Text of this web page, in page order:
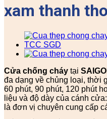
xam thanh
Cửa chống cháy tại
đa dạng về chủng loại, thời
60 phút, 90 phút, 120 phút
liệu và độ dày của cánh
là đơn vị chuyên cung cấp